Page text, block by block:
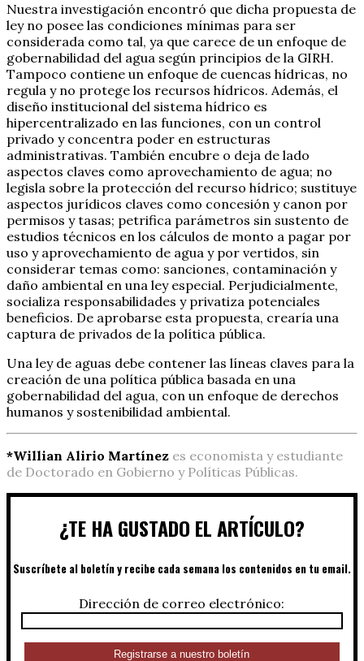
Nuestra investigación encontró que dicha propuesta de
ley no posee las condiciones mínimas para ser
considerada como tal, ya que carece de un enfoque de
gobernabilidad del agua según principios de la GIRH.
Tampoco contiene un enfoque de cuencas hídricas, no
regula y no protege los recursos hídricos. Además, el
diseño institucional del sistema hídrico es
hipercentralizado en las funciones, con un control
privado y concentra poder en estructuras
administrativas. También encubre o deja de lado
aspectos claves como aprovechamiento de agua; no
legisla sobre la protección del recurso hídrico; sustituye
aspectos jurídicos claves como concesión y canon por
permisos y tasas; petrifica parámetros sin sustento de
estudios técnicos en los cálculos de monto a pagar por
uso y aprovechamiento de agua y por vertidos, sin
considerar temas como: sanciones, contaminación y
daño ambiental en una ley especial. Perjudicialmente,
socializa responsabilidades y privatiza potenciales
beneficios. De aprobarse esta propuesta, crearía una
captura de privados de la política pública.
Una ley de aguas debe contener las líneas claves para la
creación de una política pública basada en una
gobernabilidad del agua, con un enfoque de derechos
humanos y sostenibilidad ambiental.
*Willian Alirio Martínez es economista y estudiante
de Doctorado en Gobierno y Políticas Públicas.
¿TE HA GUSTADO EL ARTÍCULO?
Suscríbete al boletín y recibe cada semana los contenidos en tu email.
Dirección de correo electrónico: